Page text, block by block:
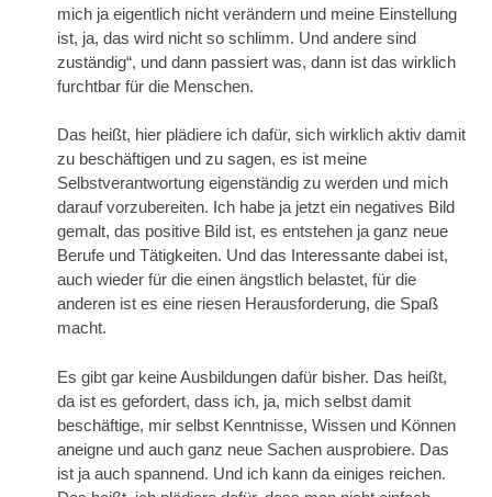
mich ja eigentlich nicht verändern und meine Einstellung
ist, ja, das wird nicht so schlimm. Und andere sind
zuständig“, und dann passiert was, dann ist das wirklich
furchtbar für die Menschen.
Das heißt, hier plädiere ich dafür, sich wirklich aktiv damit
zu beschäftigen und zu sagen, es ist meine
Selbstverantwortung eigenständig zu werden und mich
darauf vorzubereiten. Ich habe ja jetzt ein negatives Bild
gemalt, das positive Bild ist, es entstehen ja ganz neue
Berufe und Tätigkeiten. Und das Interessante dabei ist,
auch wieder für die einen ängstlich belastet, für die
anderen ist es eine riesen Herausforderung, die Spaß
macht.
Es gibt gar keine Ausbildungen dafür bisher. Das heißt,
da ist es gefordert, dass ich, ja, mich selbst damit
beschäftige, mir selbst Kenntnisse, Wissen und Können
aneigne und auch ganz neue Sachen ausprobiere. Das
ist ja auch spannend. Und ich kann da einiges reichen.